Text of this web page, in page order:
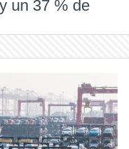
un 37 % de